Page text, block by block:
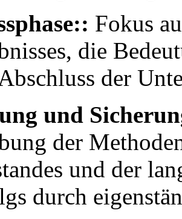
Fokus
die
der
und
der
und der
durch